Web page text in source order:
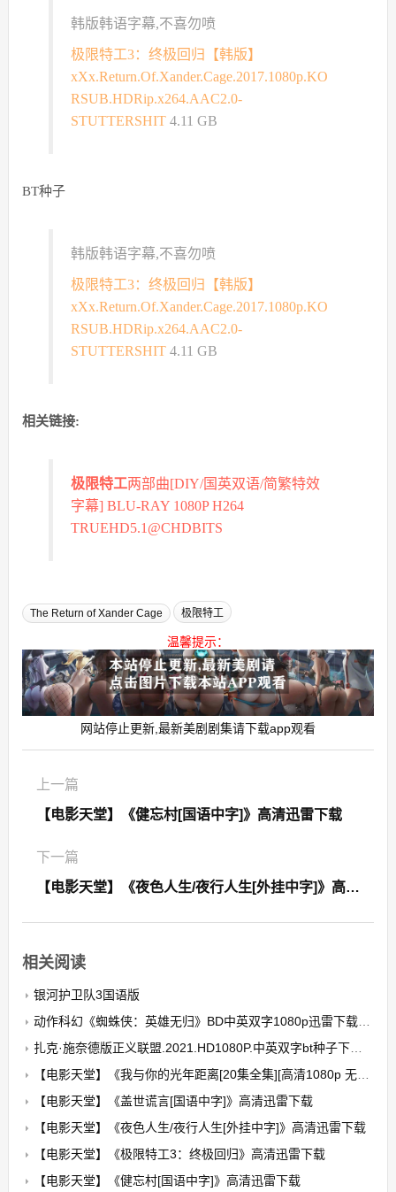
韩版韩语字幕,不喜勿喷
极限特工3：终极回归【韩版】
xXx.Return.Of.Xander.Cage.2017.1080p.KO
RSUB.HDRip.x264.AAC2.0-
STUTTERSHIT4.11 GB
BT种子
韩版韩语字幕,不喜勿喷
极限特工3：终极回归【韩版】
xXx.Return.Of.Xander.Cage.2017.1080p.KO
RSUB.HDRip.x264.AAC2.0-
STUTTERSHIT4.11 GB
相关链接:
极限特工两部曲[DIY/国英双语/简繁特效
字幕] BLU-RAY 1080P H264
TRUEHD5.1@CHDBITS
The Return of Xander Cage 极限特工
温馨提示：
网站停止更新,最新美剧剧集请下载app观看
上一篇
【电影天堂】《健忘村[国语中字]》高清迅雷下载
下一篇
【电影天堂】《夜色人生/夜行人生[外挂中字]》高清迅雷下载
相关阅读
银河护卫队3国语版
动作科幻《蜘蛛侠：英雄无归》BD中英双字1080p迅雷下载/在线观看
扎克·施奈德版正义联盟.2021.HD1080P.中英双字bt种子下载|迅雷下载
【电影天堂】《我与你的光年距离[20集全集][高清1080p 无水印]》百度云下载
【电影天堂】《盖世谎言[国语中字]》高清迅雷下载
【电影天堂】《夜色人生/夜行人生[外挂中字]》高清迅雷下载
【电影天堂】《极限特工3：终极回归》高清迅雷下载
【电影天堂】《健忘村[国语中字]》高清迅雷下载